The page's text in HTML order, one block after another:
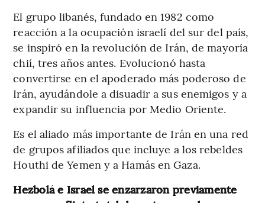
El grupo libanés, fundado en 1982 como
reacción a la ocupación israelí del sur del país,
se inspiró en la revolución de Irán, de mayoría
chií, tres años antes. Evolucionó hasta
convertirse en el apoderado más poderoso de
Irán, ayudándole a disuadir a sus enemigos y a
expandir su influencia por Medio Oriente.
Es el aliado más importante de Irán en una red
de grupos afiliados que incluye a los rebeldes
Houthi de Yemen y a Hamás en Gaza.
Hezbolá e Israel se enzarzaron previamente